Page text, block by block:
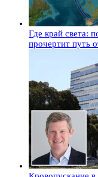
Где край света:
прочертит путь